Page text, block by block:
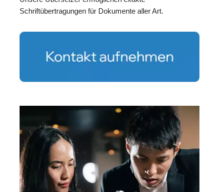
Schriftübertragungen für Dokumente aller Art.